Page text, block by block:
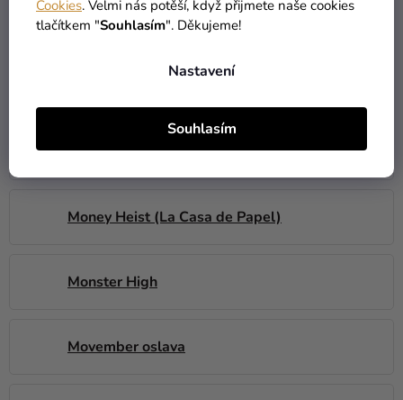
Cookies. Velmi nás potěší, když přijmete naše cookies
tlačítkem "Souhlasím". Děkujeme!
Nastavení
Souhlasím
Minnie Mouse
Moana ( Vaiana )
Money Heist (La Casa de Papel)
Monster High
Movember oslava